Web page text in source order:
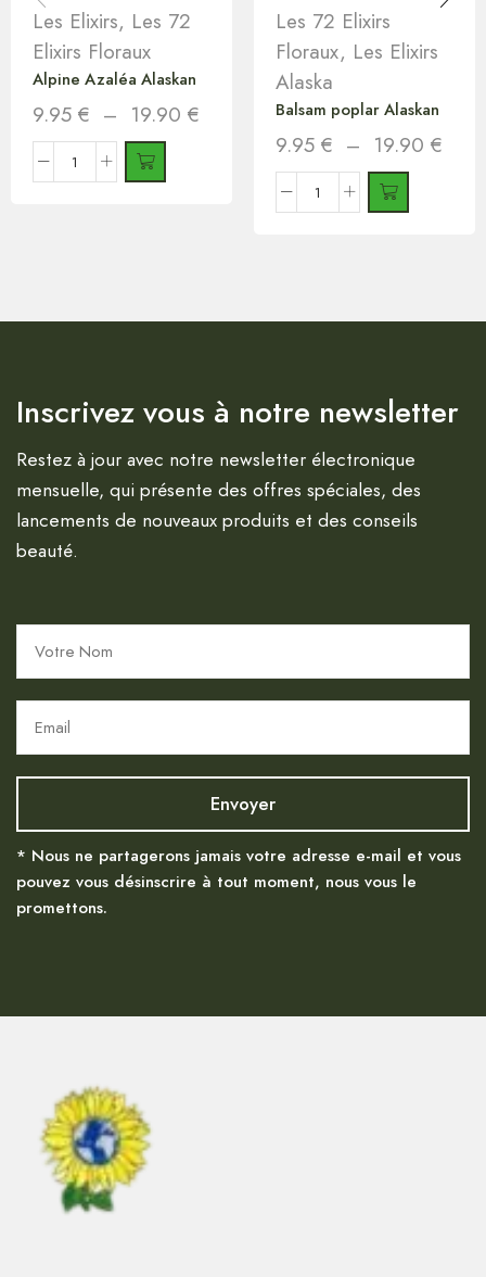
Les Elixirs, Les 72
Elixirs Floraux
Alpine Azaléa Alaskan
9.95 € – 19.90 €
Les 72 Elixirs
Floraux, Les Elixirs
Alaska
Balsam poplar Alaskan
9.95 € – 19.90 €
Inscrivez vous à notre newsletter
Restez à jour avec notre newsletter électronique
mensuelle, qui présente des offres spéciales, des
lancements de nouveaux produits et des conseils
beauté.
* Nous ne partagerons jamais votre adresse e-mail et vous
pouvez vous désinscrire à tout moment, nous vous le
promettons.